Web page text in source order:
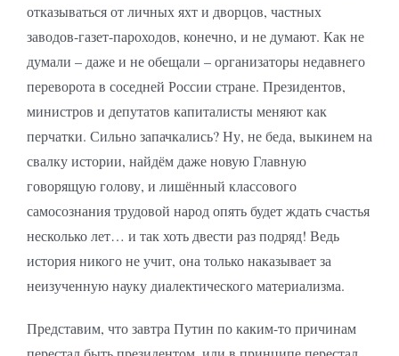
отказываться от личных яхт и дворцов, частных
заводов-газет-пароходов, конечно, и не думают. Как не
думали – даже и не обещали – организаторы недавнего
переворота в соседней России стране. Президентов,
министров и депутатов капиталисты меняют как
перчатки. Сильно запачкались? Ну, не беда, выкинем на
свалку истории, найдём даже новую Главную
говорящую голову, и лишённый классового
самосознания трудовой народ опять будет ждать счастья
несколько лет… и так хоть двести раз подряд! Ведь
история никого не учит, она только наказывает за
неизученную науку диалектического материализма.
Представим, что завтра Путин по каким-то причинам